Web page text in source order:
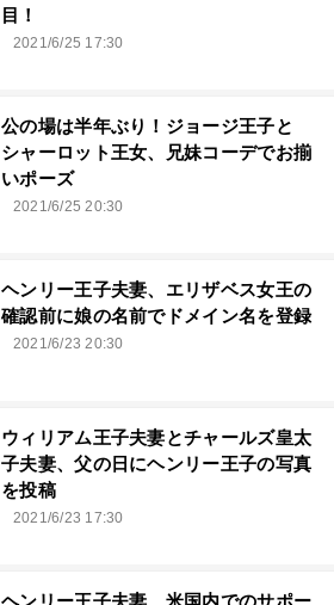
目！
2021/6/25 17:30
公の場は半年ぶり！ジョージ王子と
シャーロット王女、兄妹コーデでお揃
いポーズ
2021/6/25 20:30
ヘンリー王子夫妻、エリザベス女王の
確認前に娘の名前でドメイン名を登録
2021/6/23 20:30
ウィリアム王子夫妻とチャールズ皇太
子夫妻、父の日にヘンリー王子の写真
を投稿
2021/6/23 17:30